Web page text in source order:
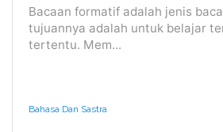
Bacaan formatif adalah jenis
tujuannya adalah untuk belajar
tertentu. Mem...
Bahasa Dan Sastra